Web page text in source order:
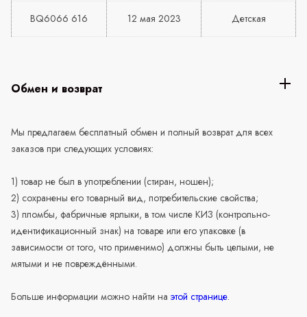
BQ6066 616 12 мая 2023 Детская
Обмен и возврат
Мы предлагаем бесплатный обмен и полный возврат для всех
заказов при следующих условиях:
1) товар не был в употреблении (стиран, ношен);
2) сохранены его товарный вид, потребительские свойства;
3) пломбы, фабричные ярлыки, в том числе КИЗ (контрольно-
идентификационный знак) на товаре или его упаковке (в
зависимости от того, что применимо) должны быть целыми, не
мятыми и не повреждёнными.
Больше информации можно найти на этой странице.